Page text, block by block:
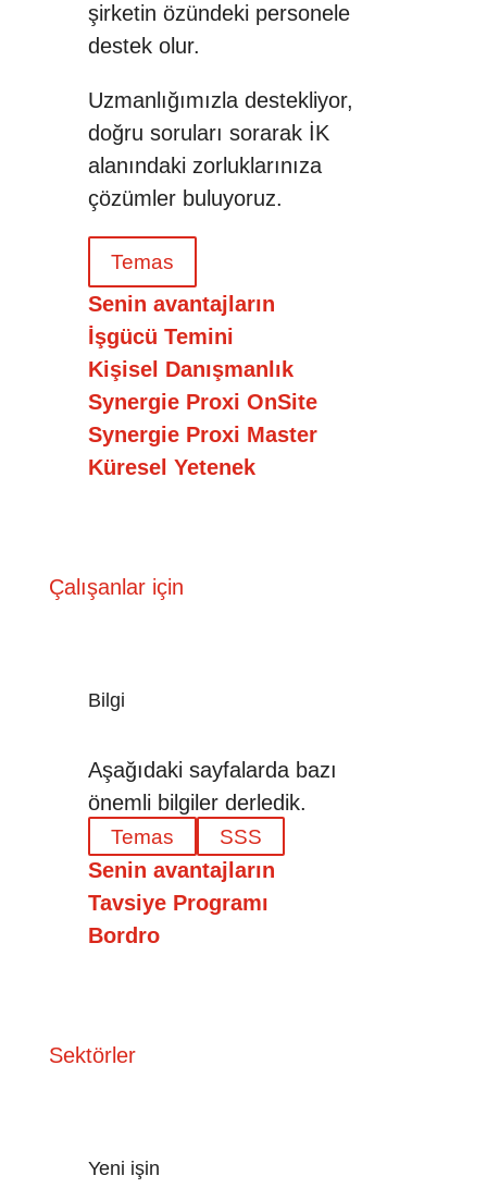
şirketin özündeki personele
destek olur.
Uzmanlığımızla destekliyor,
doğru soruları sorarak İK
alanındaki zorluklarınıza
çözümler buluyoruz.
Temas
Senin avantajların
İşgücü Temini
Kişisel Danışmanlık
Synergie Proxi OnSite
Synergie Proxi Master
Küresel Yetenek
Çalışanlar için
Bilgi
Aşağıdaki sayfalarda bazı
önemli bilgiler derledik.
Temas SSS
Senin avantajların
Tavsiye Programı
Bordro
Sektörler
Yeni işin